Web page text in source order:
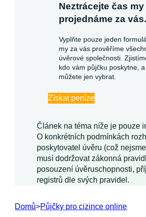
Neztrácejte čas my
projednáme za vás.
Vyplňte pouze jeden
my za vás prověříme
úvěrové společnosti.
kdo vám půjčku poskytne,
můžete jen vybrat.
Získat peníze
Článek na téma níže je pouze
O konkrétních podmínkách
poskytovatel úvěru (což
musí dodržovat zákonná
posouzení úvěruschopnosti,
registrů dle svých pravidel.
Domů>Půjčky pro cizince online